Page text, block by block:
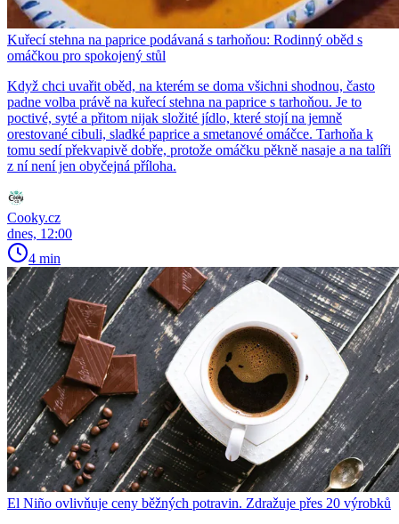
Kuřecí stehna na paprice podávaná s tarhoňou: Rodinný oběd s
omáčkou pro spokojený stůl
Když chci uvařit oběd, na kterém se doma všichni shodnou, často
padne volba právě na kuřecí stehna na paprice s tarhoňou. Je to
poctivé, syté a přitom nijak složité jídlo, které stojí na jemně
orestované cibuli, sladké paprice a smetanové omáčce. Tarhoňa k
tomu sedí překvapivě dobře, protože omáčku pěkně nasaje a na talíři
z ní není jen obyčejná příloha.
Cooky.cz
dnes, 12:00
4 min
El Niño ovlivňuje ceny běžných potravin. Zdražuje přes 20 výrobků